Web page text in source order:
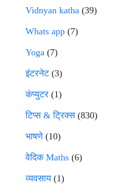
Vidnyan katha (39)
Whats app (7)
Yoga (7)
इंटरनेट(3)
कंप्युटर (1)
टिप्स & ट्रिक्स(830)
भाषणे(10)
वेदिक Maths (6)
व्यवसाय(1)